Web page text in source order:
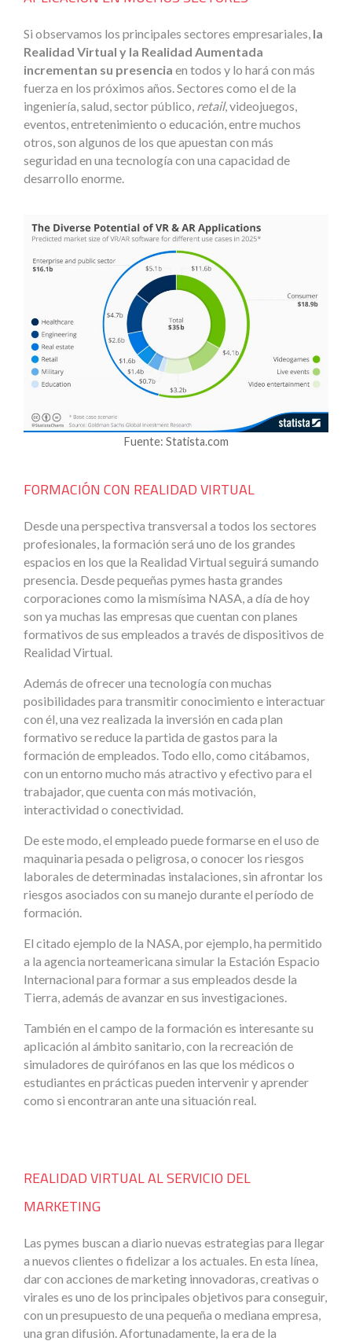
Si observamos los principales sectores empresariales, la
Realidad Virtual y la Realidad Aumentada
incrementan su presencia en todos y lo hará con más
fuerza en los próximos años. Sectores como el de la
ingeniería, salud, sector público, retail, videojuegos,
eventos, entretenimiento o educación, entre muchos
otros, son algunos de los que apuestan con más
seguridad en una tecnología con una capacidad de
desarrollo enorme.
Fuente: Statista.com
FORMACIÓN CON REALIDAD VIRTUAL
Desde una perspectiva transversal a todos los sectores
profesionales, la formación será uno de los grandes
espacios en los que la Realidad Virtual seguirá sumando
presencia. Desde pequeñas pymes hasta grandes
corporaciones como la mismísima NASA, a día de hoy
son ya muchas las empresas que cuentan con planes
formativos de sus empleados a través de dispositivos de
Realidad Virtual.
Además de ofrecer una tecnología con muchas
posibilidades para transmitir conocimiento e interactuar
con él, una vez realizada la inversión en cada plan
formativo se reduce la partida de gastos para la
formación de empleados. Todo ello, como citábamos,
con un entorno mucho más atractivo y efectivo para el
trabajador, que cuenta con más motivación,
interactividad o conectividad.
De este modo, el empleado puede formarse en el uso de
maquinaria pesada o peligrosa, o conocer los riesgos
laborales de determinadas instalaciones, sin afrontar los
riesgos asociados con su manejo durante el período de
formación.
El citado ejemplo de la NASA, por ejemplo, ha permitido
a la agencia norteamericana simular la Estación Espacio
Internacional para formar a sus empleados desde la
Tierra, además de avanzar en sus investigaciones.
También en el campo de la formación es interesante su
aplicación al ámbito sanitario, con la recreación de
simuladores de quirófanos en las que los médicos o
estudiantes en prácticas pueden intervenir y aprender
como si encontraran ante una situación real.
REALIDAD VIRTUAL AL SERVICIO DEL
MARKETING
Las pymes buscan a diario nuevas estrategias para llegar
a nuevos clientes o fidelizar a los actuales. En esta línea,
dar con acciones de marketing innovadoras, creativas o
virales es uno de los principales objetivos para conseguir,
con un presupuesto de una pequeña o mediana empresa,
una gran difusión. Afortunadamente, la era de la